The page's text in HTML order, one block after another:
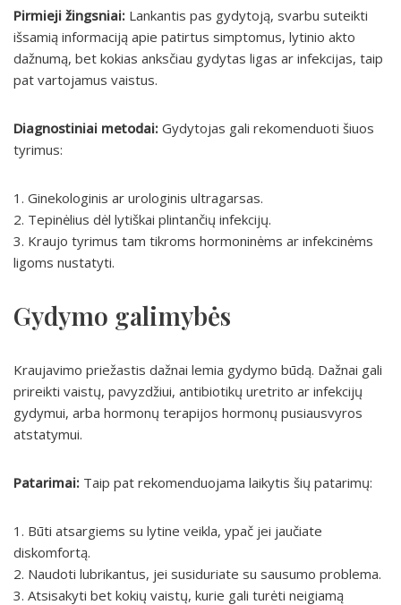
Pirmieji žingsniai: Lankantis pas gydytoją, svarbu suteikti
išsamią informaciją apie patirtus simptomus, lytinio akto
dažnumą, bet kokias anksčiau gydytas ligas ar infekcijas, taip
pat vartojamus vaistus.
Diagnostiniai metodai: Gydytojas gali rekomenduoti šiuos
tyrimus:
1. Ginekologinis ar urologinis ultragarsas.
2. Tepinėlius dėl lytiškai plintančių infekcijų.
3. Kraujo tyrimus tam tikroms hormoninėms ar infekcinėms
ligoms nustatyti.
Gydymo galimybės
Kraujavimo priežastis dažnai lemia gydymo būdą. Dažnai gali
prireikti vaistų, pavyzdžiui, antibiotikų uretrito ar infekcijų
gydymui, arba hormonų terapijos hormonų pusiausvyros
atstatymui.
Patarimai: Taip pat rekomenduojama laikytis šių patarimų:
1. Būti atsargiems su lytine veikla, ypač jei jaučiate
diskomfortą.
2. Naudoti lubrikantus, jei susiduriate su sausumo problema.
3. Atsisakyti bet kokių vaistų, kurie gali turėti neigiamą